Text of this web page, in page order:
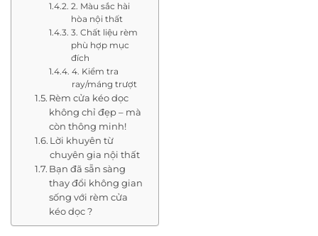
2. Màu sắc hài
hòa nội thất
3. Chất liệu rèm
phù hợp mục
đích
4. Kiểm tra
ray/máng trượt
Rèm cửa kéo dọc
không chỉ đẹp – mà
còn thông minh!
Lời khuyên từ
chuyên gia nội thất
Bạn đã sẵn sàng
thay đổi không gian
sống với rèm cửa
kéo dọc ?